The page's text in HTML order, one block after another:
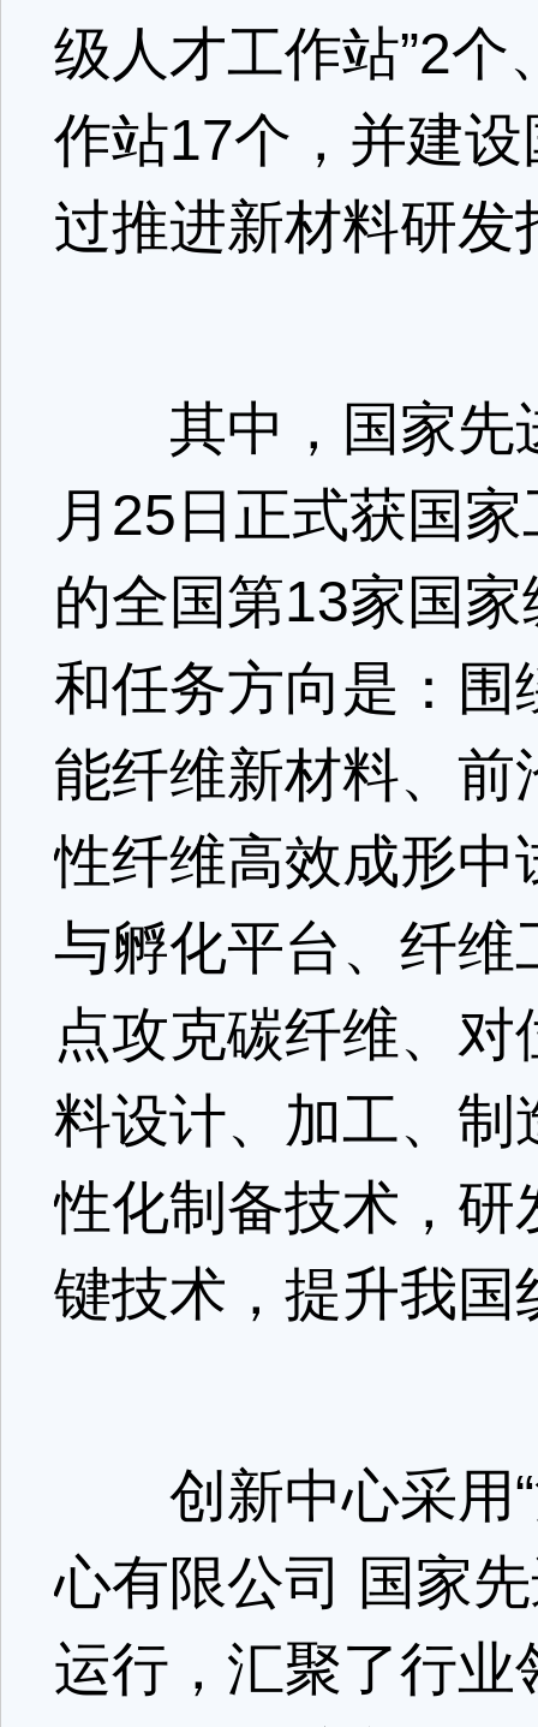
级人才工作站”2
作站17个，并建
过推进新材料研发
其中，国家先
月25日正式获国
的全国第13家国
和任务方向是：
能纤维新材料、
性纤维高效成形
与孵化平台、纤
点攻克碳纤维、
料设计、加工、
性化制备技术，
键技术，提升我
创新中心采用“
心有限公司 国家
运行，汇聚了行